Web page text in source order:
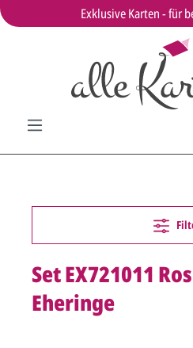
Exklusive Karten - für
Set EX721011
Eheringe